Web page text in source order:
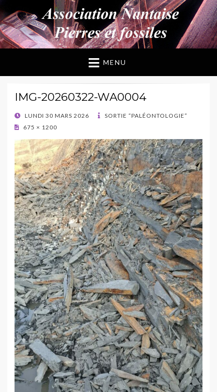
ANPF
Association Nantaise Pierres et Fossiles
MENU
IMG-20260322-WA0004
POSTED
ON
LUNDI 30 MARS 2026
SORTIE “PALÉONTOLOGIE”
675 × 1200